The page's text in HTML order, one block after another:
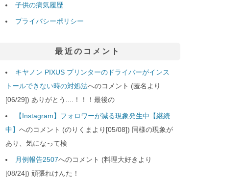
子供の病気履歴
プライバシーポリシー
最近のコメント
キヤノン PIXUS プリンターのドライバーがインス
トールできない時の対処法へのコメント (匿名より
[06/29]) ありがとう....！！！最後の
【Instagram】フォロワーが減る現象発生中【継続
中】へのコメント (のりくまより[05/08]) 同様の現象が
あり、気になって検
月例報告2507へのコメント (料理大好きより
[08/24]) 頑張れけんた！